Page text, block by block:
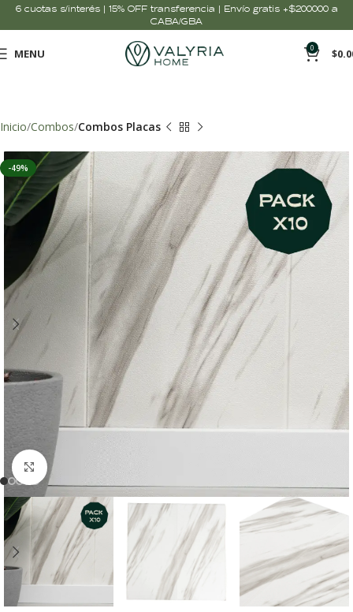
6 cuotas s/interés | 15% OFF transferencia | Envío gratis +$200000 a
CABA/GBA
MENU 0 $
Inicio Combos Combos Placas
-49%
Click para Expandir